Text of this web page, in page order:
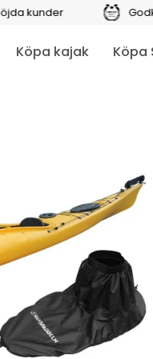
Godkänd
Köpa kajak Köpa